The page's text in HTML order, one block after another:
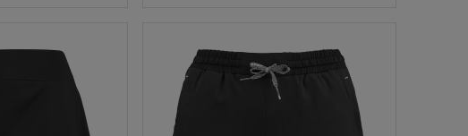
Bewertungen